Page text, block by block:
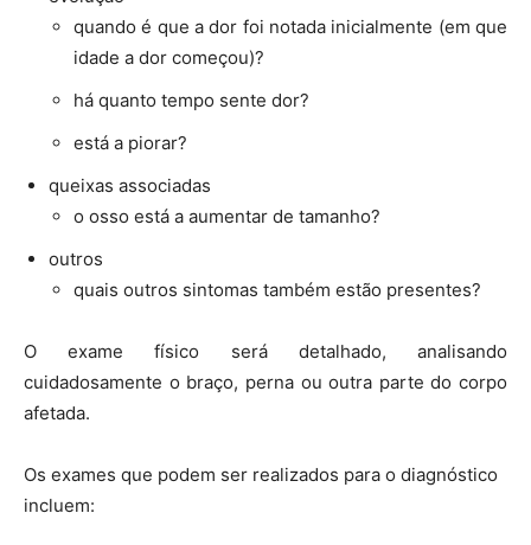
quando é que a dor foi notada inicialmente (em que
idade a dor começou)?
há quanto tempo sente dor?
está a piorar?
queixas associadas
o osso está a aumentar de tamanho?
outros
quais outros sintomas também estão presentes?
O exame físico será detalhado, analisando
cuidadosamente o braço, perna ou outra parte do corpo
afetada.
Os exames que podem ser realizados para o diagnóstico
incluem: